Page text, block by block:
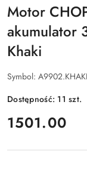
Motor
akumulator
Khaki
Symbol: A9902.KHAKI
Dostępność: 11szt.
cena:
1501.00